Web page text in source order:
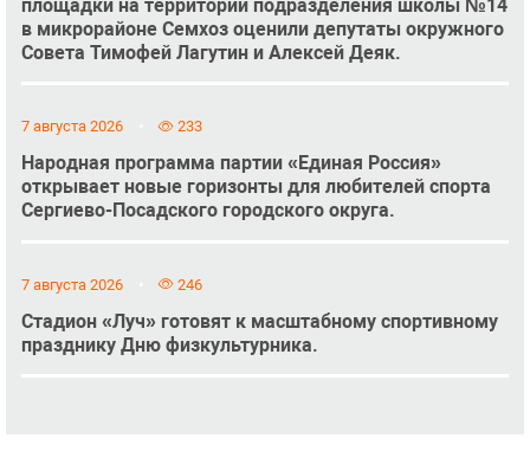
площадки на территории подразделения школы №14
в микрорайоне Семхоз оценили депутаты окружного
Совета Тимофей Лагутин и Алексей Деяк.
7 августа 2026 233
Народная программа партии «Единая Россия»
открывает новые горизонты для любителей спорта
Сергиево-Посадского городского округа.
7 августа 2026 246
Стадион «Луч» готовят к масштабному спортивному
празднику Дню физкультурника.